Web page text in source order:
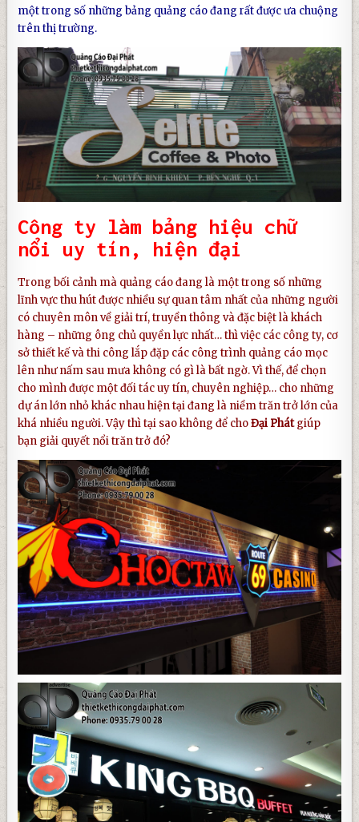
một trong số nhữngbảng quảng cáođang rất được ưa chuộng
trên thị trường.
Công ty làm bảng hiệu chữ
nổi
uy tín, hiện đại
Trong bối cảnh mà quảng cáo đang là một trong số những
lĩnh vực thu hút được nhiều sự quan tâm nhất của những người
có chuyên môn về giải trí, truyền thông và đặc biệt là khách
hàng – những ông chủ quyền lực nhất… thì việc các công ty, cơ
sở thiết kế và thi công lắp đặp các công trình quảng cáo mọc
lên như nấm sau mưa không có gì là bất ngờ. Vì thế, để chọn
cho mình được một đối tác uy tín, chuyên nghiệp… cho những
dự án lớn nhỏ khác nhau hiện tại đang là niềm trăn trở lớn của
khá nhiều người. Vậy thì tại sao không để choĐại Phátgiúp
bạn giải quyết nổi trăn trở đó?